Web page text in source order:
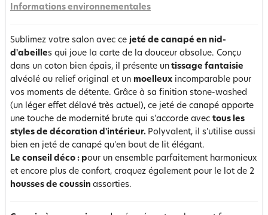
Informations environnementales
Sublimez votre salon avec ce jeté de canapé en nid-
d'abeilles qui joue la carte de la douceur absolue. Conçu
dans un coton bien épais, il présente un tissage fantaisie
alvéolé au relief original et un moelleux incomparable pour
vos moments de détente. Grâce à sa finition stone-washed
(un léger effet délavé très actuel), ce jeté de canapé apporte
une touche de modernité brute qui s'accorde avec tous les
styles de décoration d'intérieur. Polyvalent, il s'utilise aussi
bien en jeté de canapé qu'en bout de lit élégant.
Le conseil déco : pour un ensemble parfaitement harmonieux
et encore plus de confort, craquez également pour le lot de 2
housses de coussin assorties.